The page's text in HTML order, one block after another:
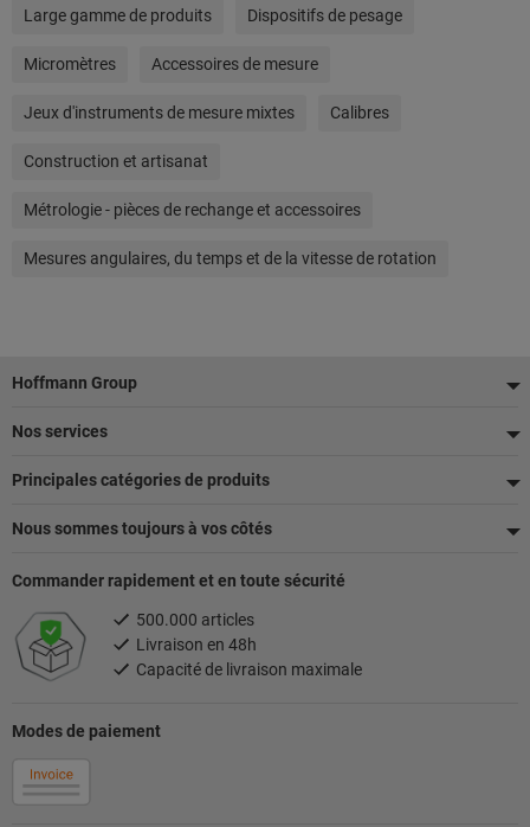
Large gamme de produits Dispositifs de pesage
Micromètres Accessoires de mesure
Jeux d'instruments de mesure mixtes Calibres
Construction et artisanat
Métrologie - pièces de rechange et accessoires
Mesures angulaires, du temps et de la vitesse de rotation
Pied
de
page
Hoffmann Group
Nos services
Principales catégories de produits
Nous sommes toujours à vos côtés
Modes de paiement
Commander rapidement et en toute sécurité
500.000 articles
Livraison en 48h
Capacité de livraison maximale